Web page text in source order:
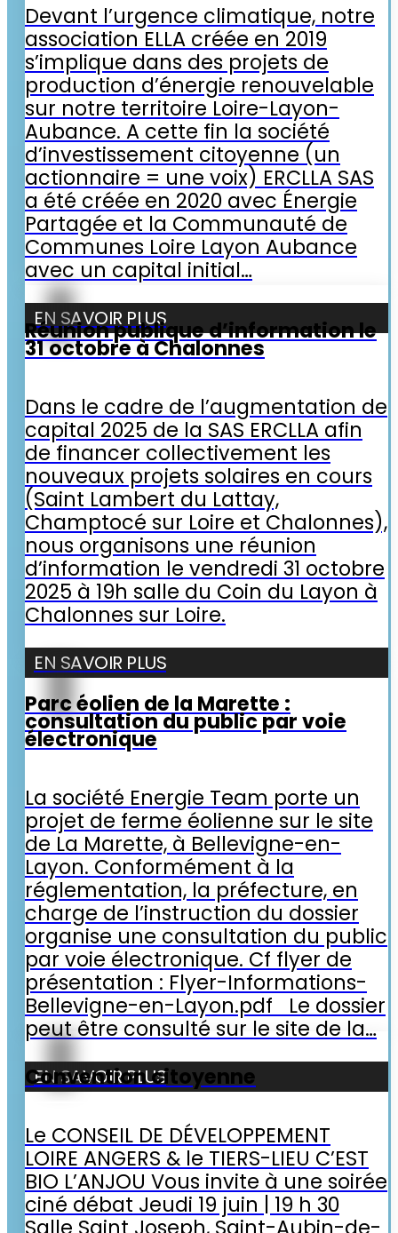
Devant l’urgence climatique, notre
association ELLA créée en 2019
s’implique dans des projets de
production d’énergie renouvelable
sur notre territoire Loire-Layon-
Aubance. A cette fin la société
d’investissement citoyenne (un
actionnaire = une voix) ERCLLA SAS
a été créée en 2020 avec Énergie
Partagée et la Communauté de
Communes Loire Layon Aubance
avec un capital initial…
EN SAVOIR PLUS
Réunion publique d’information le
31 octobre à Chalonnes
Dans le cadre de l’augmentation de
capital 2025 de la SAS ERCLLA afin
de financer collectivement les
nouveaux projets solaires en cours
(Saint Lambert du Lattay,
Champtocé sur Loire et Chalonnes),
nous organisons une réunion
d’information le vendredi 31 octobre
2025 à 19h salle du Coin du Layon à
Chalonnes sur Loire.
EN SAVOIR PLUS
Parc éolien de la Marette :
consultation du public par voie
électronique
La société Energie Team porte un
projet de ferme éolienne sur le site
de La Marette, à Bellevigne-en-
Layon. Conformément à la
réglementation, la préfecture, en
charge de l’instruction du dossier
organise une consultation du public
par voie électronique. Cf flyer de
présentation : Flyer-Informations-
Bellevigne-en-Layon.pdf Le dossier
peut être consulté sur le site de la…
EN SAVOIR PLUS
Convention citoyenne
Le CONSEIL DE DÉVELOPPEMENT
LOIRE ANGERS & le TIERS-LIEU C’EST
BIO L’ANJOU Vous invite à une soirée
ciné débat Jeudi 19 juin | 19 h 30